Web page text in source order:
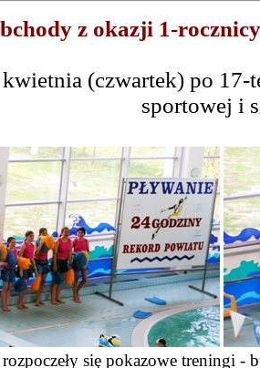
z okazji 1-
(czwartek) po 17-
sportowej i
ły się pokazowe treningi -